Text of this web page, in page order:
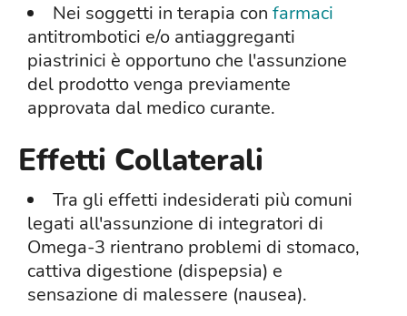
Nei soggetti in terapia con farmaci
antitrombotici e/o antiaggreganti
piastrinici è opportuno che l'assunzione
del prodotto venga previamente
approvata dal medico curante.
Effetti Collaterali
Tra gli effetti indesiderati più comuni
legati all'assunzione di integratori di
Omega-3 rientrano problemi di stomaco,
cattiva digestione (dispepsia) e
sensazione di malessere (nausea).